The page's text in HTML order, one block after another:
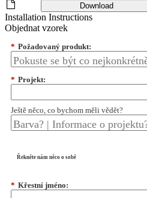
Download
Installation Instructions
Objednat vzorek
* Požadovaný produkt:
* Projekt:
Ještě něco, co bychom měli vědět?
Řekněte nám něco o sobě
* Křestní jméno: